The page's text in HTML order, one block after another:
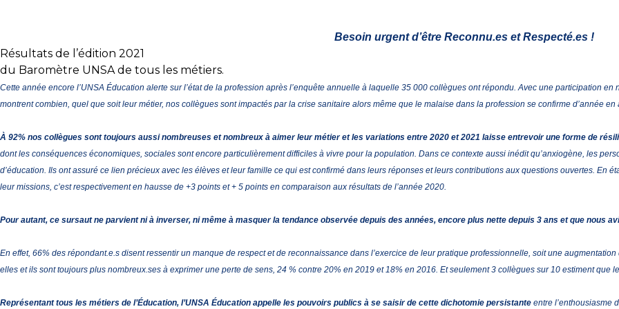
Besoin urgent d’être Reconnu.es et Respecté.es !
Résultats de l’édition 2021
du Baromètre UNSA de tous les métiers.
Cette année encore l’UNSA Éducation alerte sur l’état de la profession après l’enquête annuelle à laquelle 35 000 collègues ont répondu. Avec une participation
montrent combien, quel que soit leur métier, nos collègues sont impactés par la crise sanitaire alors même que le malaise dans la profession se confirme d’année en
À 92% nos collègues sont toujours aussi nombreuses et nombreux à aimer leur métier et les variations entre 2020 et 2021 laisse entrevoir une forme de
dont les conséquences économiques, sociales sont encore particulièrement difficiles à vivre pour la population. Dans ce contexte aussi inédit qu’anxiogène, les
d’éducation. Ils ont assuré ce lien précieux avec les élèves et leur famille ce qui est confirmé dans leurs réponses et leurs contributions aux questions ouvertes. En
leur missions, c’est respectivement en hausse de +3 points et + 5 points en comparaison aux résultats de l’année 2020.
Pour autant, ce sursaut ne parvient ni à inverser, ni même à masquer la tendance observée depuis des années, encore plus nette depuis 3 ans et que nous
En effet, 66% des répondant.e.s disent ressentir un manque de respect et de reconnaissance dans l’exercice de leur pratique professionnelle, soit une
elles et ils sont toujours plus nombreux.ses à exprimer une perte de sens, 24 % contre 20% en 2019 et 18% en 2016. Et seulement 3 collègues sur 10 estiment que
Représentant tous les métiers de l’Éducation, l’UNSA Éducation appelle les pouvoirs publics à se saisir de cette dichotomie persistante entre l’enthousiasme